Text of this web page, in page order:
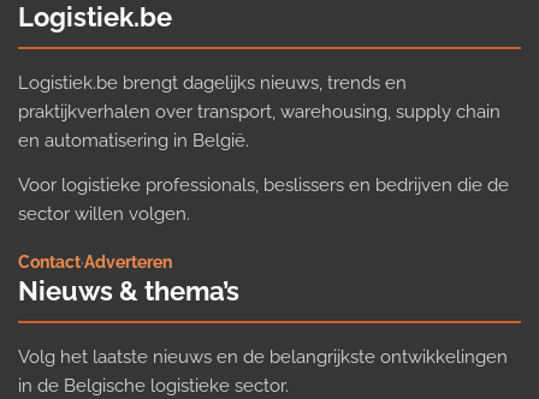
Logistiek.be
Logistiek.be brengt dagelijks nieuws, trends en
praktijkverhalen over transport, warehousing, supply chain
en automatisering in België.
Voor logistieke professionals, beslissers en bedrijven die de
sector willen volgen.
Contact·Adverteren
Nieuws & thema’s
Volg het laatste nieuws en de belangrijkste ontwikkelingen
in de Belgische logistieke sector.